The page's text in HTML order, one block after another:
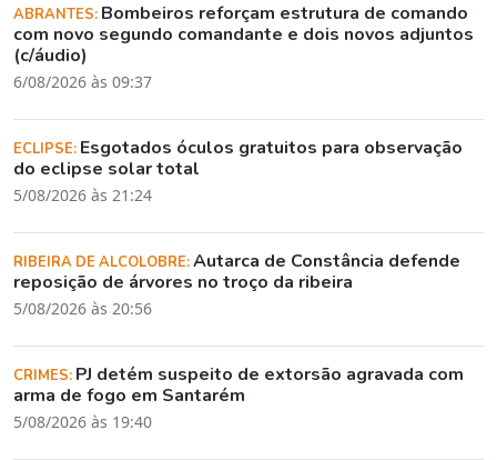
ABRANTES: Bombeiros reforçam estrutura de comando
com novo segundo comandante e dois novos adjuntos
(c/áudio)
6/08/2026 às 09:37
ECLIPSE: Esgotados óculos gratuitos para observação
do eclipse solar total
5/08/2026 às 21:24
RIBEIRA DE ALCOLOBRE:Autarca de Constância defende
reposição de árvores no troço da ribeira
5/08/2026 às 20:56
CRIMES: PJ detém suspeito de extorsão agravada com
arma de fogo em Santarém
5/08/2026 às 19:40